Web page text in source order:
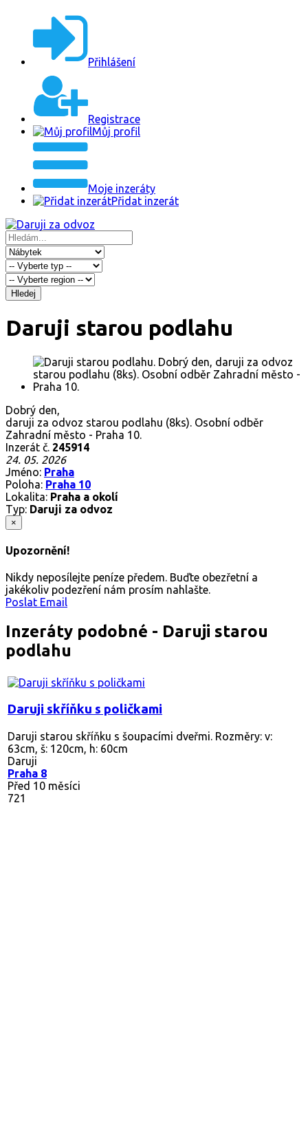
Přihlášení
Registrace
Můj profil
Moje inzeráty
Přidat inzerát
Hledej
Daruji starou podlahu
Dobrý den,
daruji za odvoz starou podlahu (8ks). Osobní odběr
Zahradní město - Praha 10.
Inzerát č. 245914
24. 05. 2026
Jméno: Praha
Poloha: Praha 10
Lokalita: Praha a okolí
Typ: Daruji za odvoz
×
Upozornění!
Nikdy neposílejte peníze předem. Buďte obezřetní a
jakékoliv podezření nám prosím nahlašte.
Poslat Email
Inzeráty podobné - Daruji starou
podlahu
Daruji skříňku s poličkami
Daruji starou skříňku s šoupacími dveřmi. Rozměry: v:
63cm, š: 120cm, h: 60cm
Daruji
Praha 8
Před 10 měsíci
721